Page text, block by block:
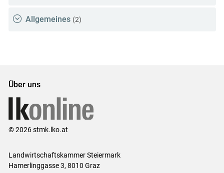
Allgemeines (2)
Über uns
© 2026 stmk.lko.at
Landwirtschaftskammer Steiermark
Hamerlinggasse 3, 8010 Graz